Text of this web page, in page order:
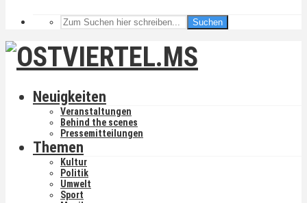
Suchen
Neuigkeiten
Veranstaltungen
Behind the scenes
Pressemitteilungen
Themen
Kultur
Politik
Umwelt
Sport